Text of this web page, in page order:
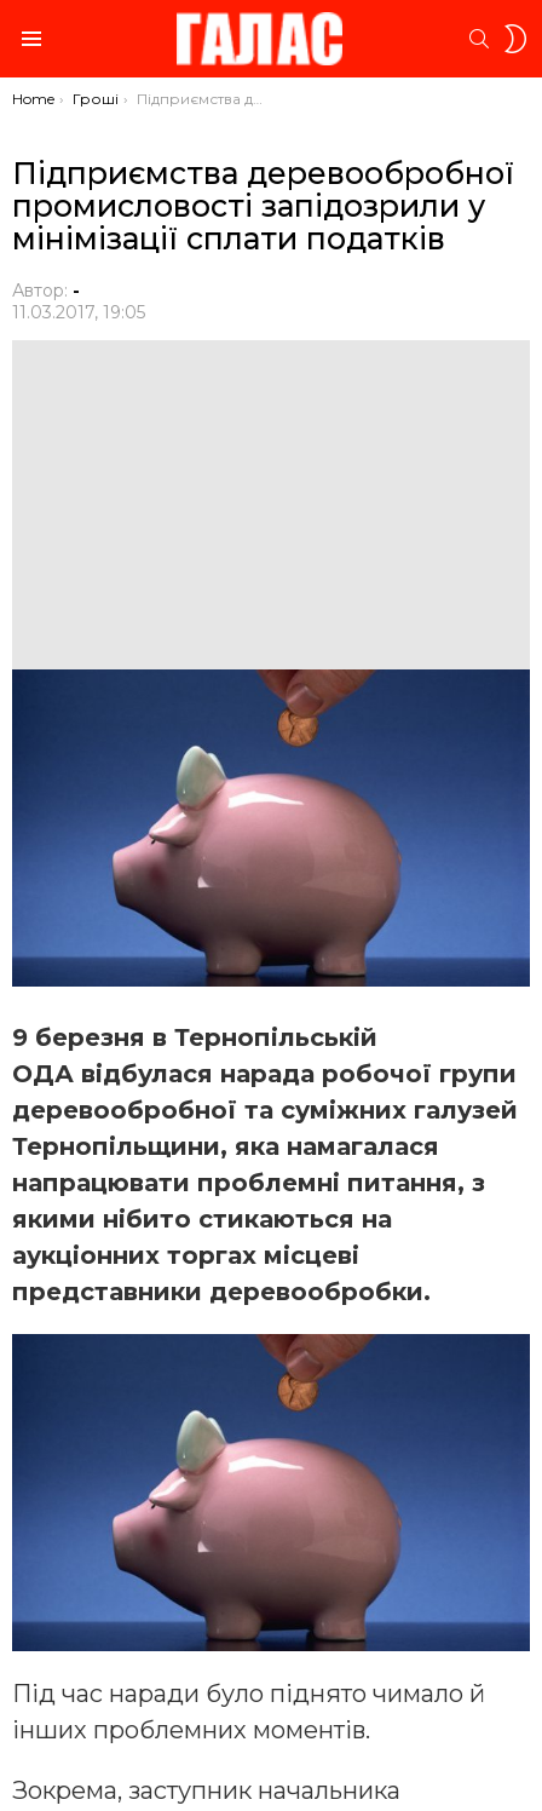
You are here:
Home Гроші Підприємства деревообробної промисловості запідозрили у мінімізації сплати податків
Підприємства деревообробної
промисловості запідозрили у
мінімізації сплати податків
Автор: -
11.03.2017, 19:05
9 березня в Тернопільській
ОДА відбулася нарада робочої групи
деревообробної та суміжних галузей
Тернопільщини, яка намагалася
напрацювати проблемні питання, з
якими нібито стикаються на
аукціонних торгах місцеві
представники деревообробки.
Під час наради було піднято чимало й
інших проблемних моментів.
Зокрема, заступник начальника